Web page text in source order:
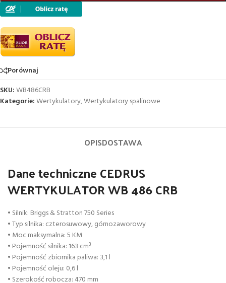
Porównaj
SKU:WB486CRB
Kategorie:Wertykulatory,Wertykulatory spalinowe
OPISDOSTAWA
Dane techniczne CEDRUS
WERTYKULATOR WB 486 CRB
• Silnik: Briggs & Stratton 750 Series
• Typ silnika: czterosuwowy, górnozaworowy
• Moc maksymalna: 5 KM
• Pojemność silnika: 163 cm³
• Pojemność zbiornika paliwa: 3,1 l
• Pojemność oleju: 0,6 l
• Szerokość robocza: 470 mm